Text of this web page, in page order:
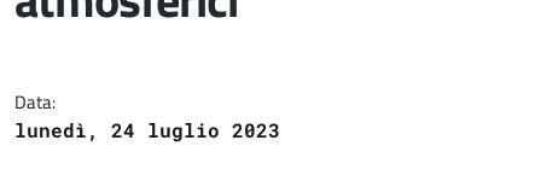
Data:
lunedì, 24 luglio 2023